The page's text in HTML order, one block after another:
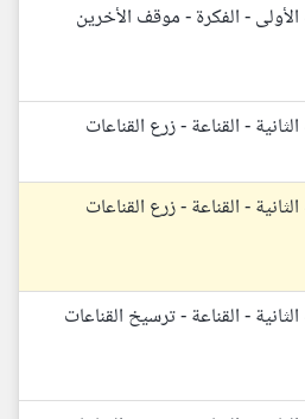
الأولى - الفكرة - موقف الأخرين
الثانية - القناعة - زرع القناعات
الثانية - القناعة - ترسيخ القناعات